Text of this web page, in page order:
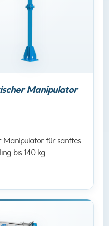
Manipulator
Manipulator für sanftes
bis 140 kg